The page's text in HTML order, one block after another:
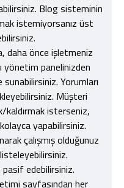
Blog sisteminin
istemiyorsanız üst
daha önce işletmeniz
yönetim panelinizden
Yorumları
Müşteri
kaldırmak isterseniz,
yapabilirsiniz.
çalışmış olduğunuz
listeleyebilirsiniz.
edebilirsiniz.
sayfasından her